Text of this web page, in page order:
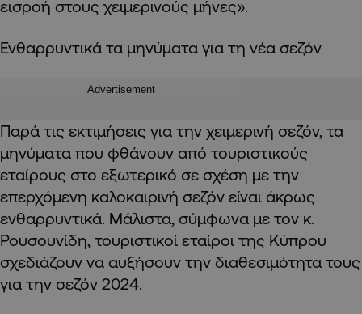
εισροή στους χειμερινούς μήνες».
Ενθαρρυντικά τα μηνύματα για τη νέα σεζόν
Advertisement
Παρά τις εκτιμήσεις για την χειμερινή σεζόν, τα
μηνύματα που φθάνουν από τουριστικούς
εταίρους στο εξωτερικό σε σχέση με την
επερχόμενη καλοκαιρινή σεζόν είναι άκρως
ενθαρρυντικά. Μάλιστα, σύμφωνα με τον κ.
Ρουσουνίδη, τουριστικοί εταίροι της Κύπρου
σχεδιάζουν να αυξήσουν την διαθεσιμότητα τους
για την σεζόν 2024.